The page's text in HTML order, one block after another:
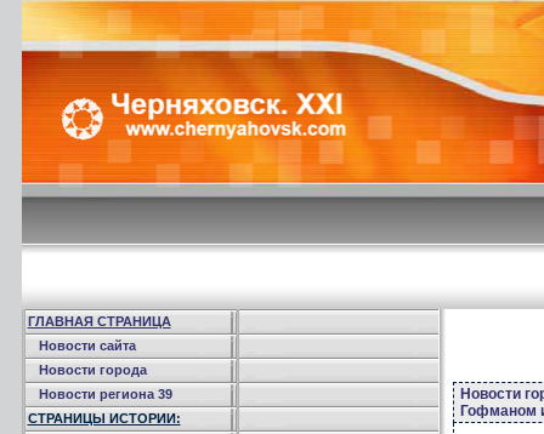
ГЛАВНАЯ СТРАНИЦА
Новости сайта
Новости города
Новости региона 39
СТРАНИЦЫ ИСТОРИИ:
Новости
Гофманом